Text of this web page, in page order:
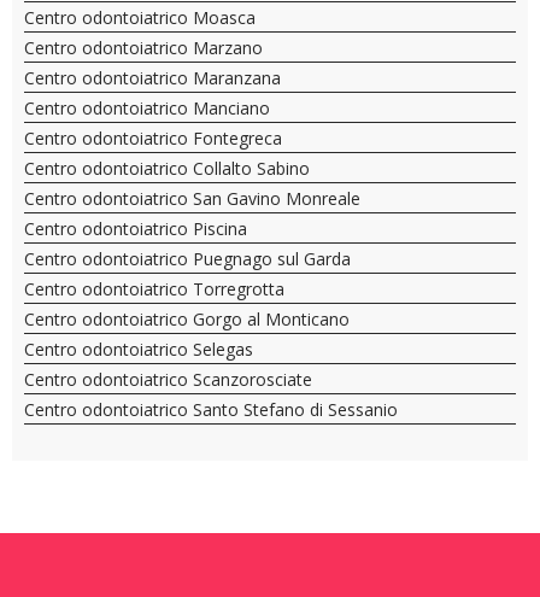
Centro odontoiatrico Moasca
Centro odontoiatrico Marzano
Centro odontoiatrico Maranzana
Centro odontoiatrico Manciano
Centro odontoiatrico Fontegreca
Centro odontoiatrico Collalto Sabino
Centro odontoiatrico San Gavino Monreale
Centro odontoiatrico Piscina
Centro odontoiatrico Puegnago sul Garda
Centro odontoiatrico Torregrotta
Centro odontoiatrico Gorgo al Monticano
Centro odontoiatrico Selegas
Centro odontoiatrico Scanzorosciate
Centro odontoiatrico Santo Stefano di Sessanio